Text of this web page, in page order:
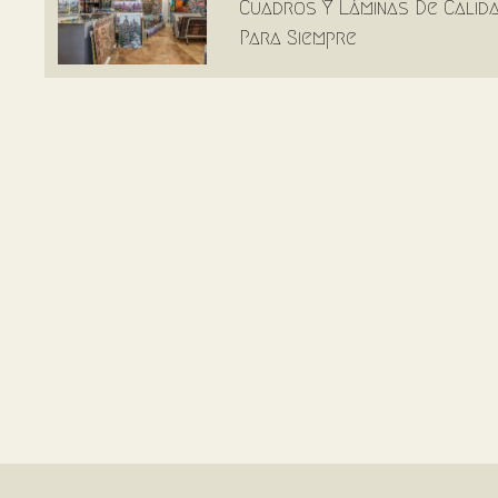
Cuadros Y Láminas De
Para Siempre